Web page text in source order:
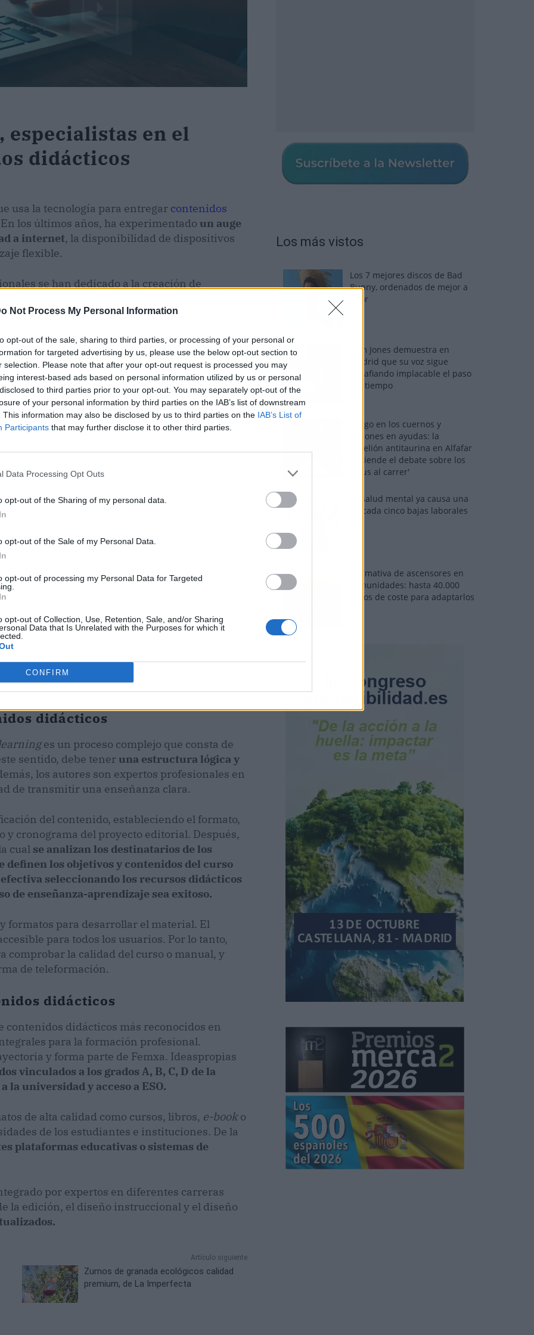
Not Process My Personal Information
opt-out of the sale, sharing to third parties, or processing of your personal or
for targeted advertising by us, please use the below opt-out section to
selection. Please note that after your opt-out request is processed you may
interest-based ads based on personal information utilized by us or personal
to third parties prior to your opt-out. You may separately opt-out of the
of your personal information by third parties on the IAB’s list of downstream
This information may also be disclosed by us to third parties on the IAB’s List of
Participants that may further disclose it to other third parties.
Data Processing Opt Outs
opt-out of the Sharing of my personal data.
opt-out of the Sale of my Personal Data.
opt-out of processing my Personal Data for Targeted
opt-out of Collection, Use, Retention, Sale, and/or Sharing
Data that Is Unrelated with the Purposes for which it
CONFIRM
en el
didácticos
usa la tecnología para entregar contenidos
los últimos años, ha experimentado un auge
a internet, la disponibilidad de dispositivos
flexible.
se han dedicado a la creación de
ejemplo de ello es
de formación.
didácticos
es un proceso complejo que consta de
sentido, debe teneruna estructura lógica y
los autores son expertos profesionales en
de transmitir una enseñanza clara.
del contenido, estableciendo el formato,
cronograma del proyecto editorial. Después,
cual se analizan los destinatarios de los
definen los objetivos y contenidos del curso
seleccionando los recursos didácticos
de enseñanza-aprendizaje sea exitoso.
formatos para desarrollar el material. El
para todos los usuarios. Por lo tanto,
comprobar la calidad del curso o manual, y
de teleformación.
didácticos
contenidos didácticos más reconocidos en
para la formación profesional.
y forma parte de Femxa. Ideaspropias
vinculados a los grados A, B, C, D de la
la universidad y acceso a ESO.
de alta calidad como cursos, libros, e-booko
de los estudiantes e instituciones. De la
plataformas educativas o sistemas de
por expertos en diferentes carreras
la edición, el diseño instruccional y el diseño
Artículo siguiente
Zumos de granada ecológicos calidad
premium, de La Imperfecta
Los más vistos
Los 7 mejores discos de Bad
Bunny, ordenados de mejor a
peor
Tom Jones demuestra en
Madrid que su voz sigue
desafiando implacable el paso
del tiempo
Fuego en los cuernos y
millones en ayudas: la
rebelión antitaurina en Alfafar
enciende el debate sobre los
'bous al carrer'
La salud mental ya causa una
de cada cinco bajas laborales
Normativa de ascensores en
comunidades: hasta 40.000
euros de coste para adaptarlos